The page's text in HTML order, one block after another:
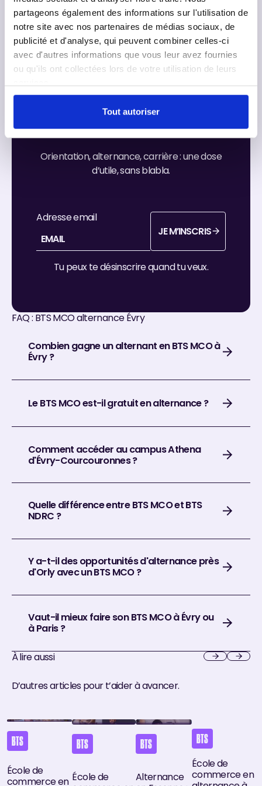
partageons également des informations sur l'utilisation de
notre site avec nos partenaires de médias sociaux, de
publicité et d'analyse, qui peuvent combiner celles-ci
avec d'autres informations que vous leur avez fournies
ou qu'ils ont collectées lors de votre utilisation de leurs
Tout autoriser
Athena à Évry-
Courcouronnes.
Thibaud,
Marketing
Instagram
Reçois nos meilleurs conseils
Orientation, alternance, carrière : une dose
d’utile, sans blabla.
Adresse email
je m’inscris
JE M’INSCRIS
Tu peux te désinscrire quand tu veux.
FAQ : BTS MCO alternance Évry
Combien gagne un alternant en BTS MCO à
Évry ?
Le BTS MCO est-il gratuit en alternance ?
Comment accéder au campus Athena
d'Évry-Courcouronnes ?
Quelle différence entre BTS MCO et BTS
NDRC ?
Y a-t-il des opportunités d'alternance près
d'Orly avec un BTS MCO ?
Vaut-il mieux faire son BTS MCO à Évry ou
à Paris ?
À lire aussi
D’autres articles pour t’aider à avancer.
BTS
École de
commerce en
École de commerce en alternance dans l'Essonne : Athena
BTS
École de
École de commerce en alternance dans le
BTS
Alternance
Alternance en Essonne :
BTS
École de
commerce en
École de